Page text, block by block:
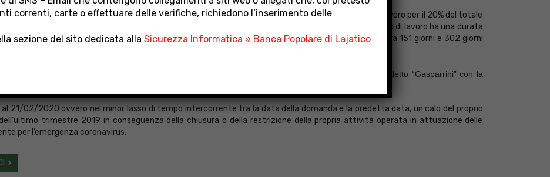
di sostegno del reddito) per un periodo superiore a 30 giorni o, in alternativa, riduzione dell’orario di lavoro per il 20% del totale
richiedibile varia secondo i seguenti parametri : 6 mesi, se la sospensione o la riduzione dell’orario di lavoro ha una durata
consecutivi; 12 mesi, se la sospensione o la riduzione dell’orario di lavoro ha una durata compresa tra 151 giorni e 302 giorni
o la riduzione dell’orario di lavoro ha una durata superiore a 303 giorni lavorativi consecutivi).
Liberi Professionisti, Artigiani e Commercianti le sospensioni di cui al Fondo di Solidarietà cosiddetto “Gasparrini” con la
21/02/2020 ovvero nel minor lasso di tempo intercorrente tra la data della domanda e la predetta data, un calo del proprio
trimestre 2019 in conseguenza della chiusura o della restrizione della propria attività operata in attuazione delle
per l’emergenza coronavirus.
correnti, carte o effettuare delle verifiche, richiedono l’inserimento delle
sezione del sito dedicata alla Sicurezza Informatica » Banca Popolare di Lajatico